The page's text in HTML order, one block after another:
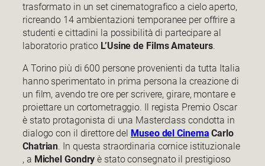
trasformato in un set cinematografico a cielo aperto,
ricreando 14 ambientazioni temporanee per offrire a
studenti e cittadini la possibilità di partecipare al
laboratorio pratico L’Usine de Films Amateurs.
A Torino più di 600 persone provenienti da tutta Italia
hanno sperimentato in prima persona la creazione di
un film, avendo tre ore per scrivere, girare, montare e
proiettare un cortometraggio. Il regista Premio Oscar
è stato protagonista di una Masterclass condotta in
dialogo con il direttore del Museo del Cinema Carlo
Chatrian. In questa straordinaria cornice istituzionale
, a Michel Gondry è stato consegnato il prestigioso